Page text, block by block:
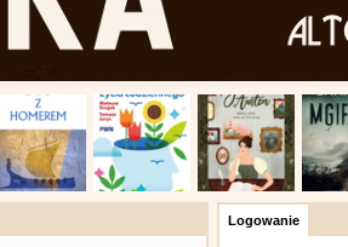
Logowanie